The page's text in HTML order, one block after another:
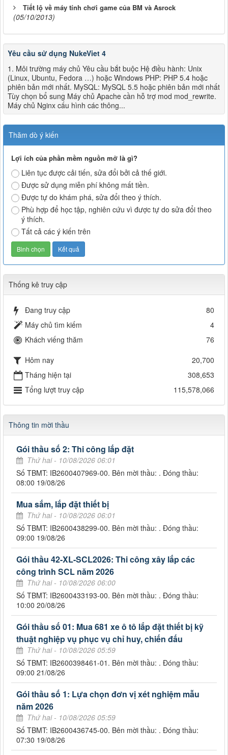
Tiết lộ về máy tính chơi game của BM và Asrock
(05/10/2013)
Yêu cầu sử dụng NukeViet 4
1. Môi trường máy chủ Yêu cầu bắt buộc Hệ điều hành: Unix
(Linux, Ubuntu, Fedora …) hoặc Windows PHP: PHP 5.4 hoặc
phiên bản mới nhất. MySQL: MySQL 5.5 hoặc phiên bản mới nhất
Tùy chọn bổ sung Máy chủ Apache cần hỗ trợ mod mod_rewrite.
Máy chủ Nginx cấu hình các thông...
Thăm dò ý kiến
Lợi ích của phần mềm nguồn mở là gì?
Liên tục được cải tiến, sửa đổi bởi cả thế giới.
Được sử dụng miễn phí không mất tiền.
Được tự do khám phá, sửa đổi theo ý thích.
Phù hợp để học tập, nghiên cứu vì được tự do sửa đổi theo
ý thích.
Tất cả các ý kiến trên
Thống kê truy cập
Đang truy cập
80
Máy chủ tìm kiếm
4
Khách viếng thăm
76
Hôm nay
20,700
Tháng hiện tại
308,653
Tổng lượt truy cập
115,578,066
Thông tin mời thầu
Gói thầu số 2: Thi công lắp đặt
Thứ hai - 10/08/2026 06:01
Số TBMT: IB2600407969-00. Bên mời thầu: . Đóng thầu:
08:00 19/08/26
Mua sắm, lắp đặt thiết bị
Thứ hai - 10/08/2026 06:01
Số TBMT: IB2600438299-00. Bên mời thầu: . Đóng thầu:
09:00 19/08/26
Gói thầu 42-XL-SCL2026: Thi công xây lắp các
công trình SCL năm 2026
Thứ hai - 10/08/2026 06:00
Số TBMT: IB2600433193-00. Bên mời thầu: . Đóng thầu:
10:00 20/08/26
Gói thầu số 01: Mua 681 xe ô tô lắp đặt thiết bị kỹ
thuật nghiệp vụ phục vụ chỉ huy, chiến đấu
Thứ hai - 10/08/2026 05:59
Số TBMT: IB2600398461-01. Bên mời thầu: . Đóng thầu:
09:00 21/08/26
Gói thầu số 1: Lựa chọn đơn vị xét nghiệm mẫu
năm 2026
Thứ hai - 10/08/2026 05:59
Số TBMT: IB2600436745-00. Bên mời thầu: . Đóng thầu:
07:30 19/08/26